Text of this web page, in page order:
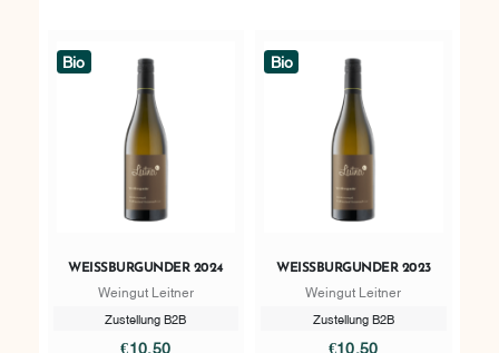
Bio
WEISSBURGUNDER 2024
Weingut Leitner
Zustellung B2B
€10.50
Bio
WEISSBURGUNDER 2023
Weingut Leitner
Zustellung B2B
€10.50